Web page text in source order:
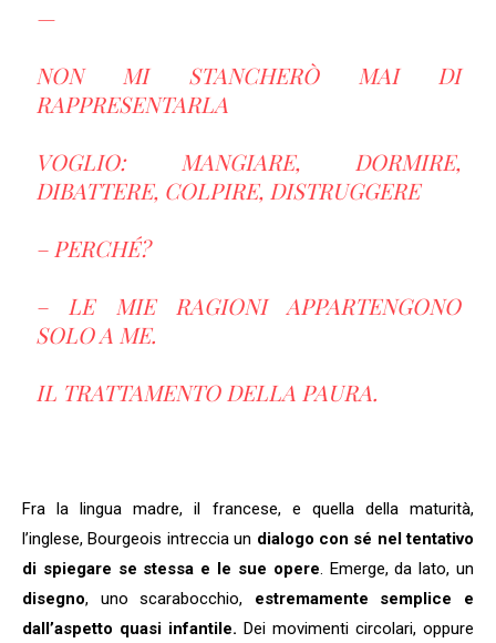
—
NON MI STANCHERÒ MAI DI
RAPPRESENTARLA
VOGLIO: MANGIARE, DORMIRE,
DIBATTERE, COLPIRE, DISTRUGGERE
– PERCHÉ?
– LE MIE RAGIONI APPARTENGONO
SOLO A ME.
IL TRATTAMENTO DELLA PAURA.
Fra la lingua madre, il francese, e quella della maturità,
l’inglese, Bourgeois intreccia un dialogo con sé nel tentativo
di spiegare se stessa e le sue opere. Emerge, da lato, un
disegno, uno scarabocchio, estremamente semplice e
dall’aspetto quasi infantile. Dei movimenti circolari, oppure